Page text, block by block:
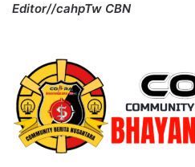
Editor//cahpTw CBN